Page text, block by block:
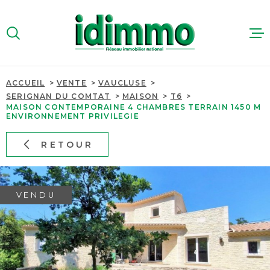
la
menu
contenu
QUI
ACCUEIL VENTE
VAUCLUSE
SERIGNAN DU COMTAT
MAISON
T6
MAISON CONTEMPORAINE 4 CHAMBRES TERRAIN 1450 M
ENVIRONNEMENT PRIVILEGIE
RETOUR
VENDU
VOTRE
RECHERCHE
TYPE
D'OFFRE
VENTE
BIEN
PAYS
PAYS
VILLE
VILLE
Budget